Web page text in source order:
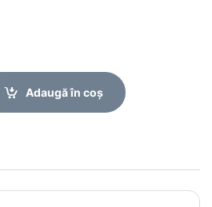
Adaugă în coș